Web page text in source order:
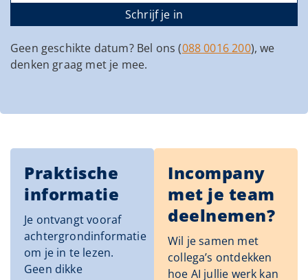
Schrijf je in
Geen geschikte datum? Bel ons (088 0016 200), we
denken graag met je mee.
Praktische
informatie
Je ontvangt vooraf
achtergrondinformatie
om je in te lezen.
Geen dikke
Incompany
met je team
deelnemen?
Wil je samen met
collega’s ontdekken
hoe AI jullie werk kan